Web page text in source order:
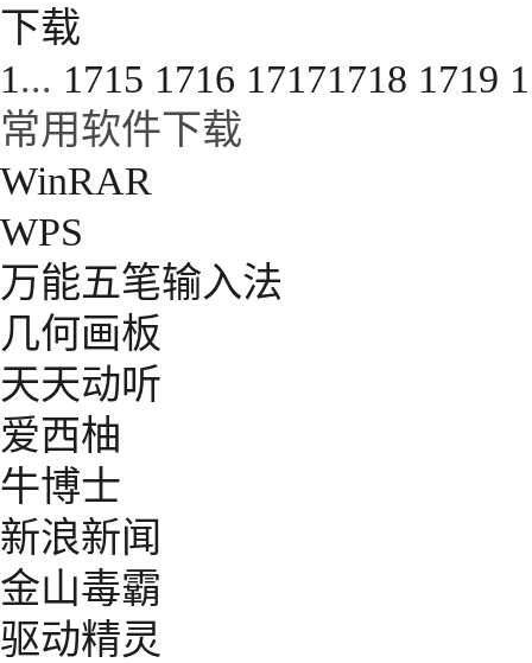
下载
1... 1715 1716 17171718 1719
常用软件下载
WinRAR
WPS
万能五笔输入法
几何画板
天天动听
爱西柚
牛博士
新浪新闻
金山毒霸
驱动精灵